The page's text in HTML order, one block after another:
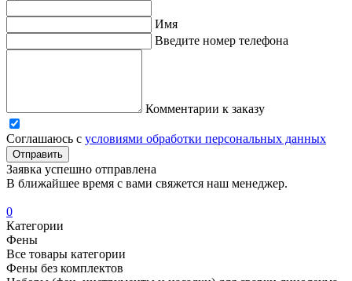
Имя
Введите номер телефона
Комментарии к заказу
Соглашаюсь с условиями обработки персональных данных
Отправить
Заявка успешно отправлена
В ближайшее время с вами свяжется наш менеджер.
0
Категории
Фены
Все товары категории
Фены без комплектов